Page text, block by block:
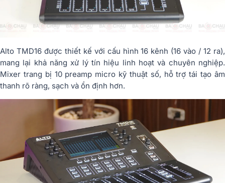
Alto TMD16 được thiết kế với cấu hình 16 kênh (16 vào / 12 ra),
mang lại khả năng xử lý tín hiệu linh hoạt và chuyên nghiệp.
Mixer trang bị 10 preamp micro kỹ thuật số, hỗ trợ tái tạo âm
thanh rõ ràng, sạch và ổn định hơn.